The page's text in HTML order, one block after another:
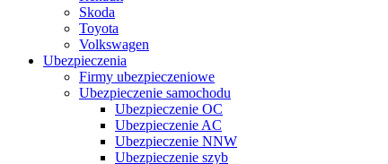
Skoda
Toyota
Volkswagen
Ubezpieczenia
Firmy ubezpieczeniowe
Ubezpieczenie samochodu
Ubezpieczenie OC
Ubezpieczenie AC
Ubezpieczenie NNW
Ubezpieczenie szyb